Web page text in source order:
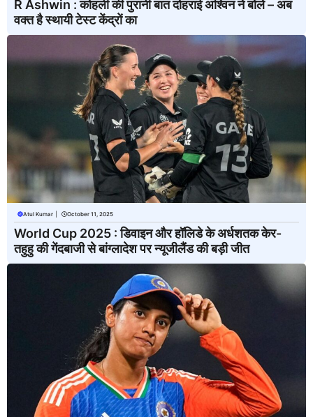
R Ashwin : कोहली की पुरानी बात दोहराई अश्विन ने बोले – अब
वक्त है स्थायी टेस्ट केंद्रों का
Atul Kumar October 11, 2025
World Cup 2025 : डिवाइन और हॉलिडे के अर्धशतक केर-
तहुहु की गेंदबाजी से बांग्लादेश पर न्यूजीलैंड की बड़ी जीत